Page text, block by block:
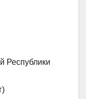
Республики